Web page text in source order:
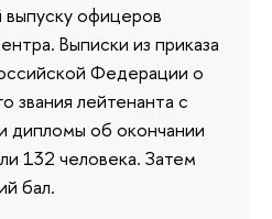
офицеров
Выписки из приказа
Федерации о
звания лейтенанта с
дипломы об окончании
132 человека. Затем
бал.